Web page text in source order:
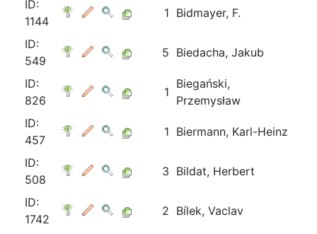
ID:
1144
1 Bidmayer, F.
ID:
549
5 Biedacha, Jakub
ID:
826
1
Biegański,
Przemysław
ID:
457
1 Biermann, Karl-Heinz
ID:
508
3 Bildat, Herbert
ID:
1742
2 Bílek, Vaclav